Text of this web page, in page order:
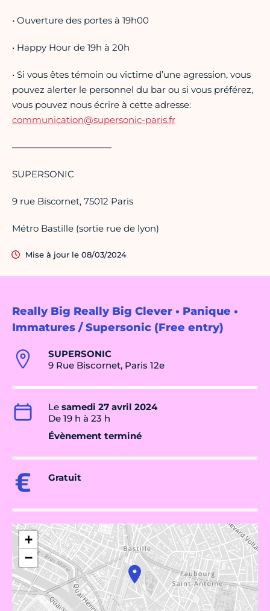
Really Big Really Big Clever • Panique •
Immatures / Supersonic (Free entry)
SUPERSONIC
9 Rue Biscornet, Paris 12e
Le samedi 27 avril 2024
De 19 h à 23 h
Évènement terminé
Gratuit
+
−
• Ouverture des portes à 19h00
• Happy Hour de 19h à 20h
• Si vous êtes témoin ou victime d’une agression, vous
pouvez alerter le personnel du bar ou si vous préférez,
vous pouvez nous écrire à cette adresse:
communication@supersonic-paris.fr
———————————
SUPERSONIC
9 rue Biscornet, 75012 Paris
Métro Bastille (sortie rue de lyon)
Mise à jour le 08/03/2024